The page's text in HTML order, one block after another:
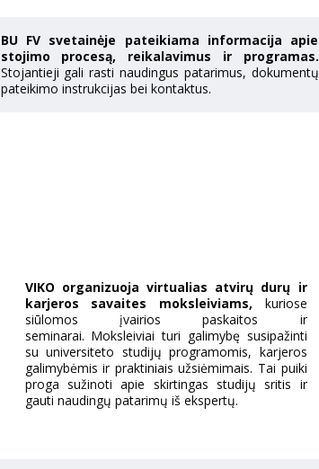
BU FV svetainėje pateikiama informacija apie
stojimo procesą, reikalavimus ir programas.
Stojantieji gali rasti naudingus patarimus, dokumentų
pateikimo instrukcijas bei kontaktus.
VIKO organizuoja virtualias atvirų durų ir
karjeros savaites moksleiviams, kuriose
siūlomos įvairios paskaitos ir
seminarai. Moksleiviai turi galimybę susipažinti
su universiteto studijų programomis, karjeros
galimybėmis ir praktiniais užsiėmimais. Tai puiki
proga sužinoti apie skirtingas studijų sritis ir
gauti naudingų patarimų iš ekspertų.